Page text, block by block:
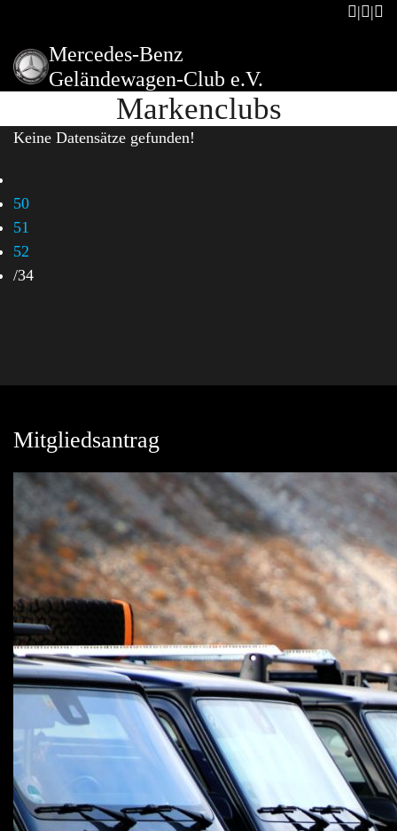
Mercedes-Benz
Geländewagen-Club e.V.
Markenclubs
Keine Datensätze gefunden!
50
51
52
/34
Mitgliedsantrag